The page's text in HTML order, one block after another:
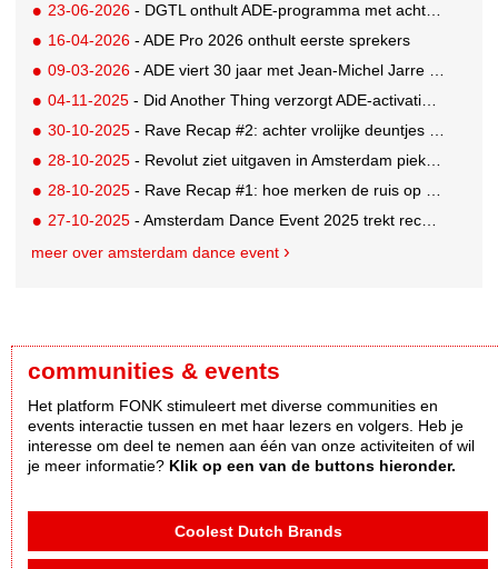
23-06-2026 - DGTL onthult ADE-programma met acht shows op twee locaties
16-04-2026 - ADE Pro 2026 onthult eerste sprekers
09-03-2026 - ADE viert 30 jaar met Jean-Michel Jarre als eregast
04-11-2025 - Did Another Thing verzorgt ADE-activaties Dolby en Thuisbezorgd
30-10-2025 - Rave Recap #2: achter vrolijke deuntjes schuilen serieuze woorden
28-10-2025 - Revolut ziet uitgaven in Amsterdam pieken tijdens ADE
28-10-2025 - Rave Recap #1: hoe merken de ruis op social media doorbreken
27-10-2025 - Amsterdam Dance Event 2025 trekt recordaantal bezoekers
meer over amsterdam dance event
communities & events
Het platform FONK stimuleert met diverse communities en
events interactie tussen en met haar lezers en volgers. Heb je
interesse om deel te nemen aan één van onze activiteiten of wil
je meer informatie? Klik op een van de buttons hieronder.
Coolest Dutch Brands